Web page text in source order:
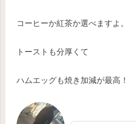
コーヒーか紅茶か選べますよ。
トーストも分厚くて
ハムエッグも焼き加減が最高！